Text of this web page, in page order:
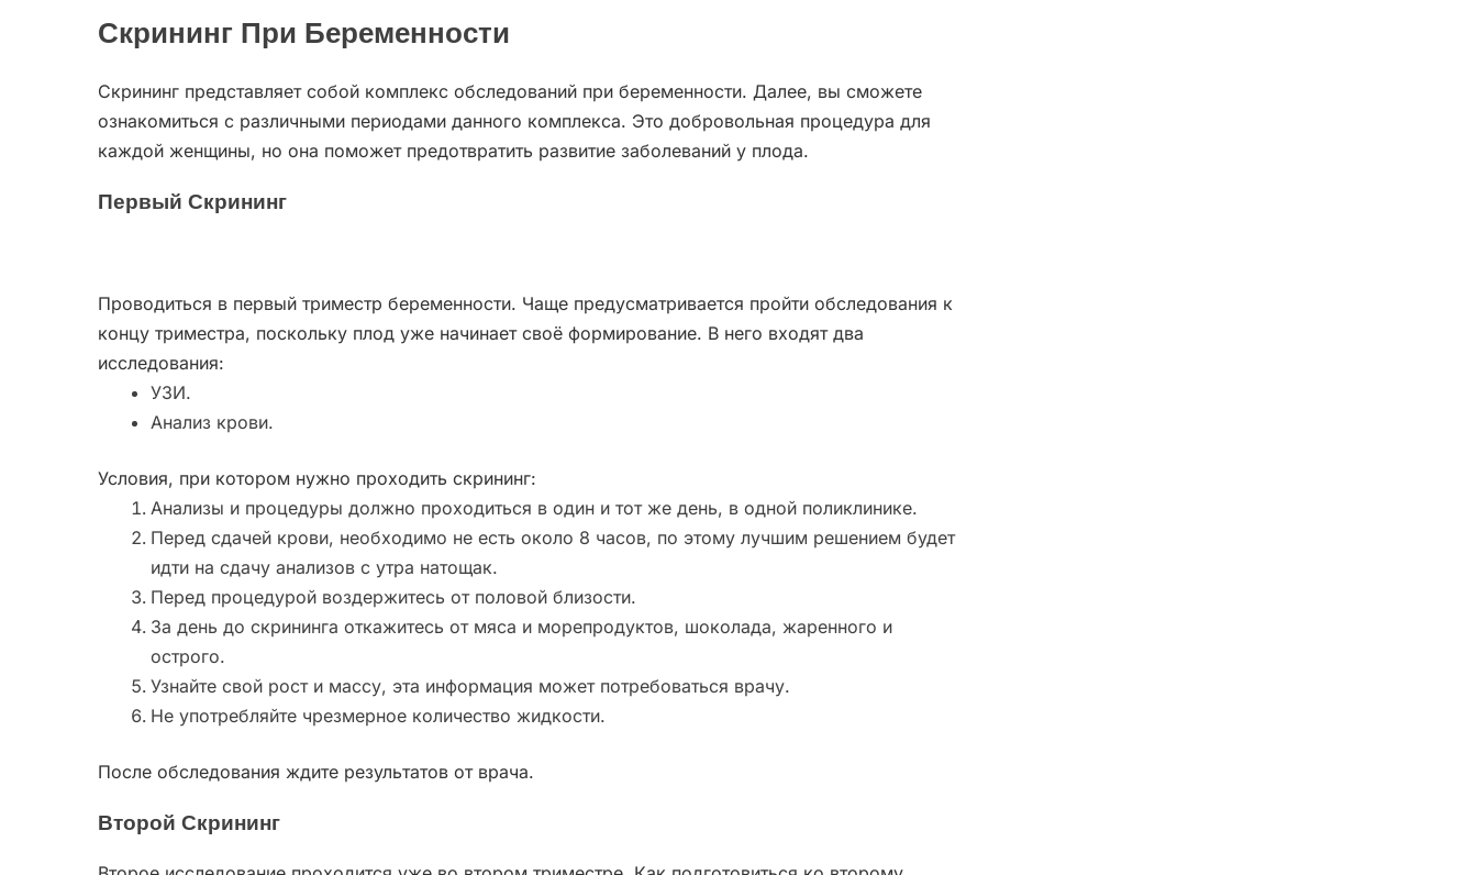
Скрининг При Беременности
Скрининг представляет собой комплекс обследований при беременности. Далее, вы сможете
ознакомиться с различными периодами данного комплекса. Это добровольная процедура для
каждой женщины, но она поможет предотвратить развитие заболеваний у плода.
Первый Скрининг
Проводиться в первый триместр беременности. Чаще предусматривается пройти обследования к
концу триместра, поскольку плод уже начинает своё формирование. В него входят два
исследования:
УЗИ.
Анализ крови.
Условия, при котором нужно проходить скрининг:
Анализы и процедуры должно проходиться в один и тот же день, в одной поликлинике.
Перед сдачей крови, необходимо не есть около 8 часов, по этому лучшим решением будет
идти на сдачу анализов с утра натощак.
Перед процедурой воздержитесь от половой близости.
За день до скрининга откажитесь от мяса и морепродуктов, шоколада, жаренного и
острого.
Узнайте свой рост и массу, эта информация может потребоваться врачу.
Не употребляйте чрезмерное количество жидкости.
После обследования ждите результатов от врача.
Второй Скрининг